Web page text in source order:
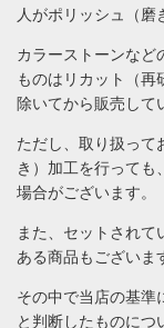
人がポリッシュ（磨
カラーストーンなど
ものはリカット（再
除いてから販売して
ただし、取り扱って
き）加工を行っても
場合がございます。
また、セットされ
ある商品もございま
その中で当店の基準
と判断したものにつ